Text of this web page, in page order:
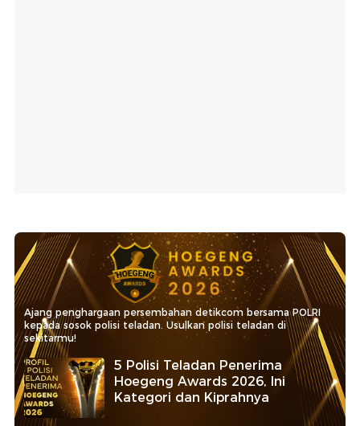
Ajang penghargaan persembahan detikcom bersama POLRI
kepada sosok polisi teladan. Usulkan polisi teladan di
sekitarmu!
5 Polisi Teladan Penerima
Hoegeng Awards 2026, Ini
Kategori dan Kiprahnya